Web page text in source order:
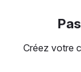
Créez votre